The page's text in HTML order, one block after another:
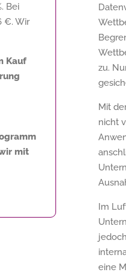
Bei
€. Wir
Kauf
mit
zu.
Mit
nicht
Im
eine